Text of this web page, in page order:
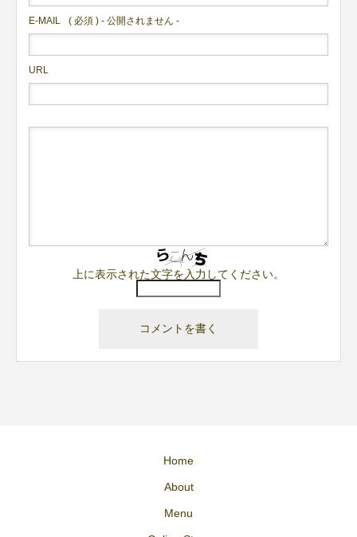
E-MAIL ( 必須 ) - 公開されません -
URL
上に表示された文字を入力してください。
Home
About
Menu